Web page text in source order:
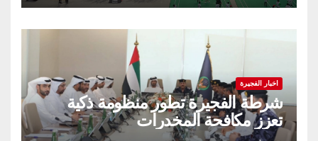
اخبار الفجيرة
شرطة الفجيرة تطور منظومة ذكية
تعزز مكافحة المخدرات